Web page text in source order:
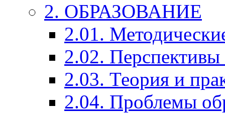
2. ОБРАЗОВАНИЕ
2.01.
2.02. Перспективы
2.03. Теория и
2.04. Проблемы